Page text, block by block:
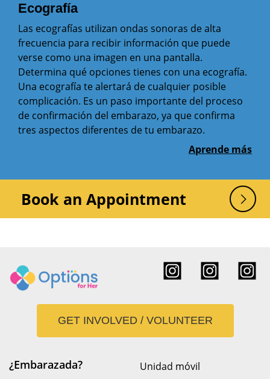
Ecografía
Las ecografías utilizan ondas sonoras de alta
frecuencia para recibir información que puede
verse como una imagen en una pantalla.
Determina qué opciones tienes con una ecografía.
Una ecografía te alertará de cualquier posible
complicación. Es un paso importante del proceso
de confirmación del embarazo, ya que confirma
tres aspectos diferentes de tu embarazo.
Aprende más
Book an Appointment
GET INVOLVED / VOLUNTEER
¿Embarazada?
Unidad móvil